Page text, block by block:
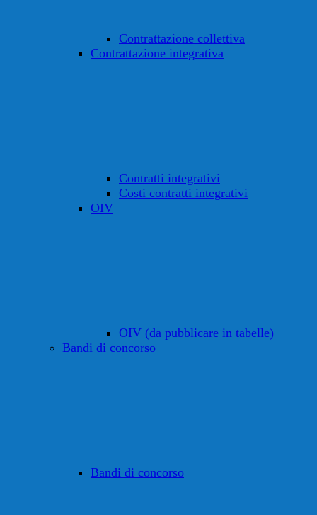
Contrattazione collettiva
Contrattazione integrativa
Contratti integrativi
Costi contratti integrativi
OIV
OIV (da pubblicare in tabelle)
Bandi di concorso
Bandi di concorso